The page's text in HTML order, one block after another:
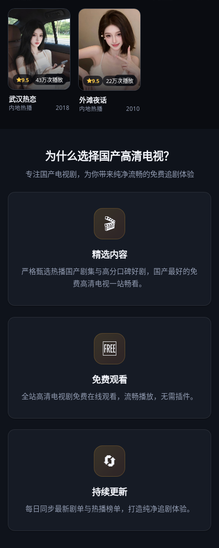
35集
9.5 43万次播放
武汉热恋
内地热播 2018
37集
9.5 22万次播放
外滩夜话
内地热播 2010
为什么选择国产高清电视？
专注国产电视剧，为你带来纯净流畅的免费追剧体验
🎬
精选内容
严格甄选热播国产剧集与高分口碑好剧，国产最好的免
费高清电视一站畅看。
🆓
免费观看
全站高清电视剧免费在线观看，流畅播放，无需插件。
🔄
持续更新
每日同步最新剧单与热播榜单，打造纯净追剧体验。